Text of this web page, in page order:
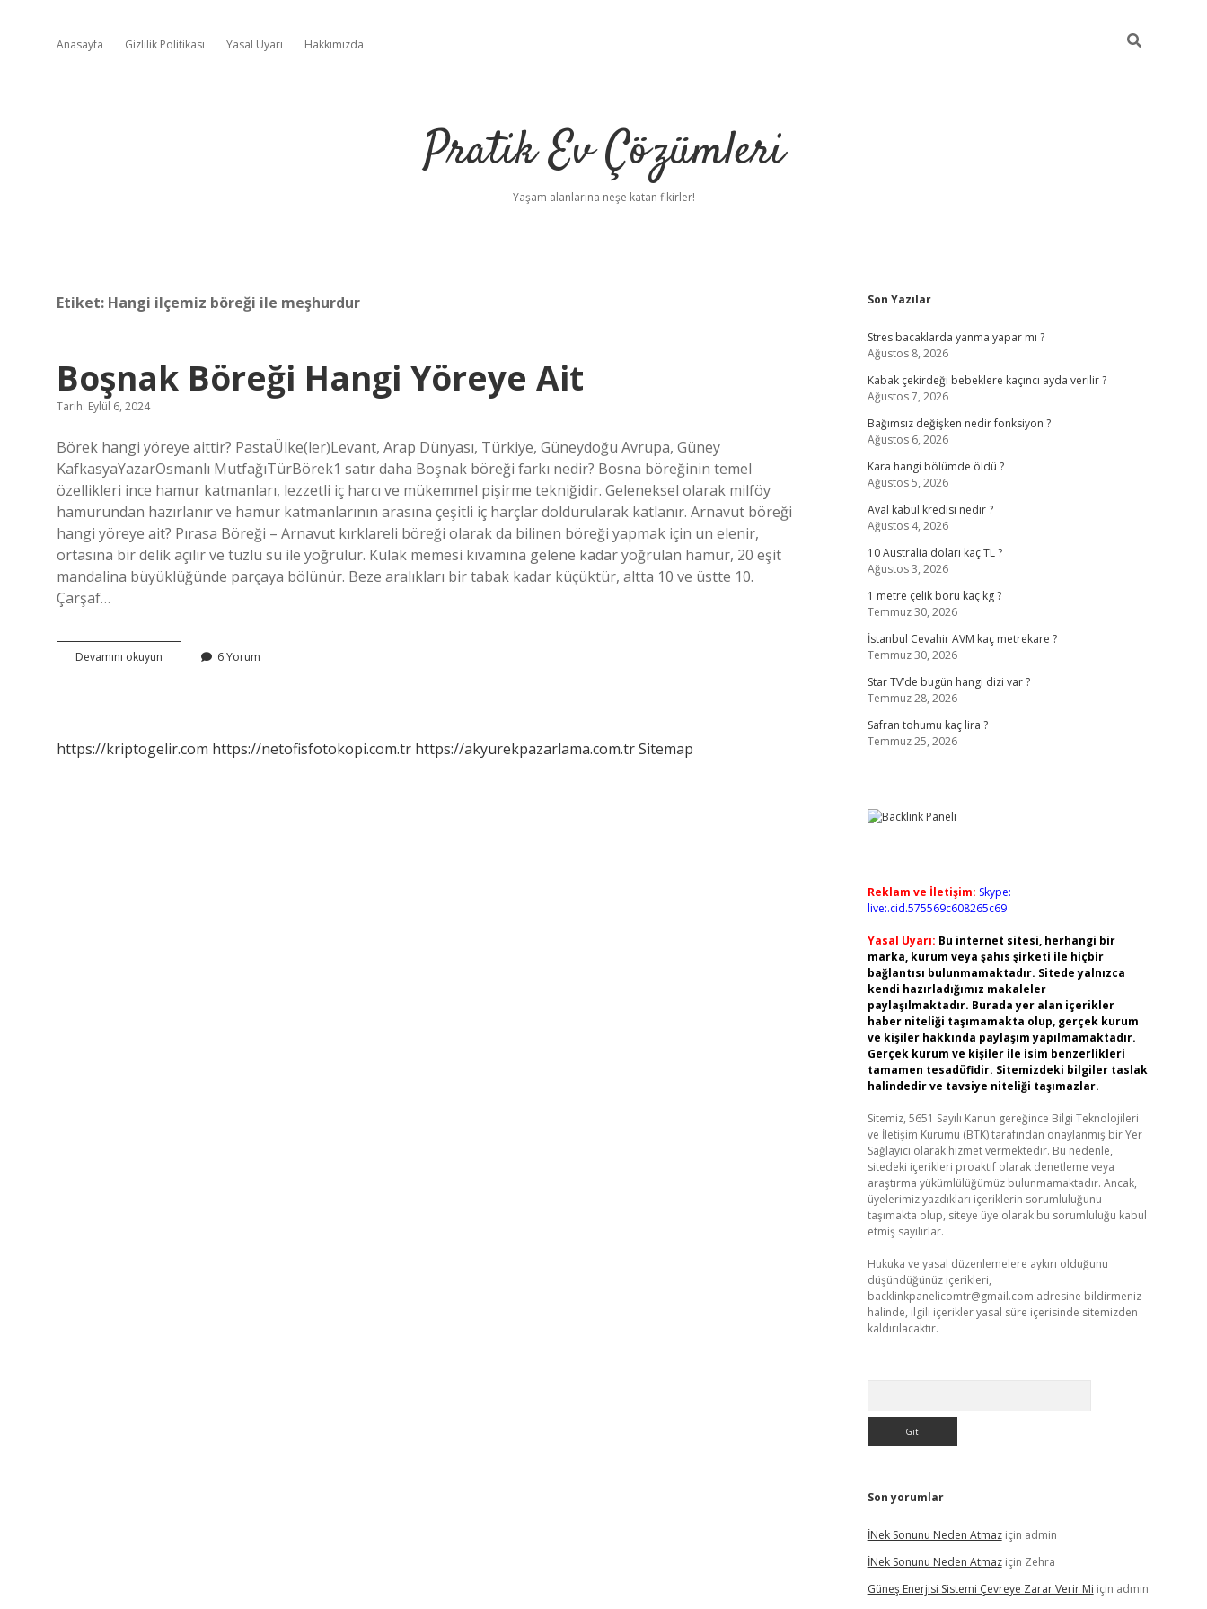
Anasayfa Gizlilik Politikası Yasal Uyarı Hakkımızda
Pratik Ev Çözümleri
Yaşam alanlarına neşe katan fikirler!
Etiket: Hangi ilçemiz böreği ile meşhurdur
Boşnak Böreği Hangi Yöreye Ait
Tarih: Eylül 6, 2024
Börek hangi yöreye aittir? PastaÜlke(ler)Levant, Arap Dünyası, Türkiye, Güneydoğu Avrupa, Güney
KafkasyaYazarOsmanlı MutfağıTürBörek1 satır daha Boşnak böreği farkı nedir? Bosna böreğinin temel
özellikleri ince hamur katmanları, lezzetli iç harcı ve mükemmel pişirme tekniğidir. Geleneksel olarak milföy
hamurundan hazırlanır ve hamur katmanlarının arasına çeşitli iç harçlar doldurularak katlanır. Arnavut böreği
hangi yöreye ait? Pırasa Böreği – Arnavut kırklareli böreği olarak da bilinen böreği yapmak için un elenir,
ortasına bir delik açılır ve tuzlu su ile yoğrulur. Kulak memesi kıvamına gelene kadar yoğrulan hamur, 20 eşit
mandalina büyüklüğünde parçaya bölünür. Beze aralıkları bir tabak kadar küçüktür, altta 10 ve üstte 10.
Çarşaf…
Devamını okuyun
Böreği
6 Yorum
https://kriptogelir.com https://netofisfotokopi.com.tr https://akyurekpazarlama.com.trSitemap
Sidebar
Son Yazılar
Stres bacaklarda yanma yapar mı ?
Ağustos 8, 2026
Kabak çekirdeği bebeklere kaçıncı ayda verilir ?
Ağustos 7, 2026
Bağımsız değişken nedir fonksiyon ?
Ağustos 6, 2026
Kara hangi bölümde öldü ?
Ağustos 5, 2026
Aval kabul kredisi nedir ?
Ağustos 4, 2026
10 Australia doları kaç TL ?
Ağustos 3, 2026
1 metre çelik boru kaç kg ?
Temmuz 30, 2026
İstanbul Cevahir AVM kaç metrekare ?
Temmuz 30, 2026
Star TV’de bugün hangi dizi var ?
Temmuz 28, 2026
Safran tohumu kaç lira ?
Temmuz 25, 2026
Reklam ve İletişim: Skype:
live:.cid.575569c608265c69
Yasal Uyarı: Bu internet sitesi, herhangi bir
marka, kurum veya şahıs şirketi ile hiçbir
bağlantısı bulunmamaktadır. Sitede yalnızca
kendi hazırladığımız makaleler
paylaşılmaktadır. Burada yer alan içerikler
haber niteliği taşımamakta olup, gerçek kurum
ve kişiler hakkında paylaşım yapılmamaktadır.
Gerçek kurum ve kişiler ile isim benzerlikleri
tamamen tesadüfidir. Sitemizdeki bilgiler taslak
halindedir ve tavsiye niteliği taşımazlar.
Sitemiz, 5651 Sayılı Kanun gereğince Bilgi Teknolojileri
ve İletişim Kurumu (BTK) tarafından onaylanmış bir Yer
Sağlayıcı olarak hizmet vermektedir. Bu nedenle,
sitedeki içerikleri proaktif olarak denetleme veya
araştırma yükümlülüğümüz bulunmamaktadır. Ancak,
üyelerimiz yazdıkları içeriklerin sorumluluğunu
taşımakta olup, siteye üye olarak bu sorumluluğu kabul
etmiş sayılırlar.
Hukuka ve yasal düzenlemelere aykırı olduğunu
düşündüğünüz içerikleri,
backlinkpanelicomtr@gmail.com adresine bildirmeniz
halinde, ilgili içerikler yasal süre içerisinde sitemizden
kaldırılacaktır.
Son yorumlar
İNek Sonunu Neden Atmaziçin admin
İNek Sonunu Neden Atmaziçin Zehra
Güneş Enerjisi Sistemi Çevreye Zarar Verir Mi için admin